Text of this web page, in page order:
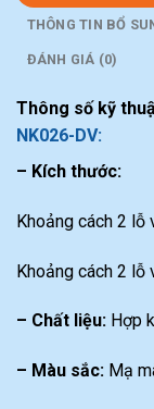
THÔNG TIN BỔ
ĐÁNH GIÁ (0)
Thông số kỹ
NK026-DV:
– Kích thước:
Khoảng cách 2 lỗ
Khoảng cách 2
– Chất liệu: Hợp
– Màu sắc: Mạ